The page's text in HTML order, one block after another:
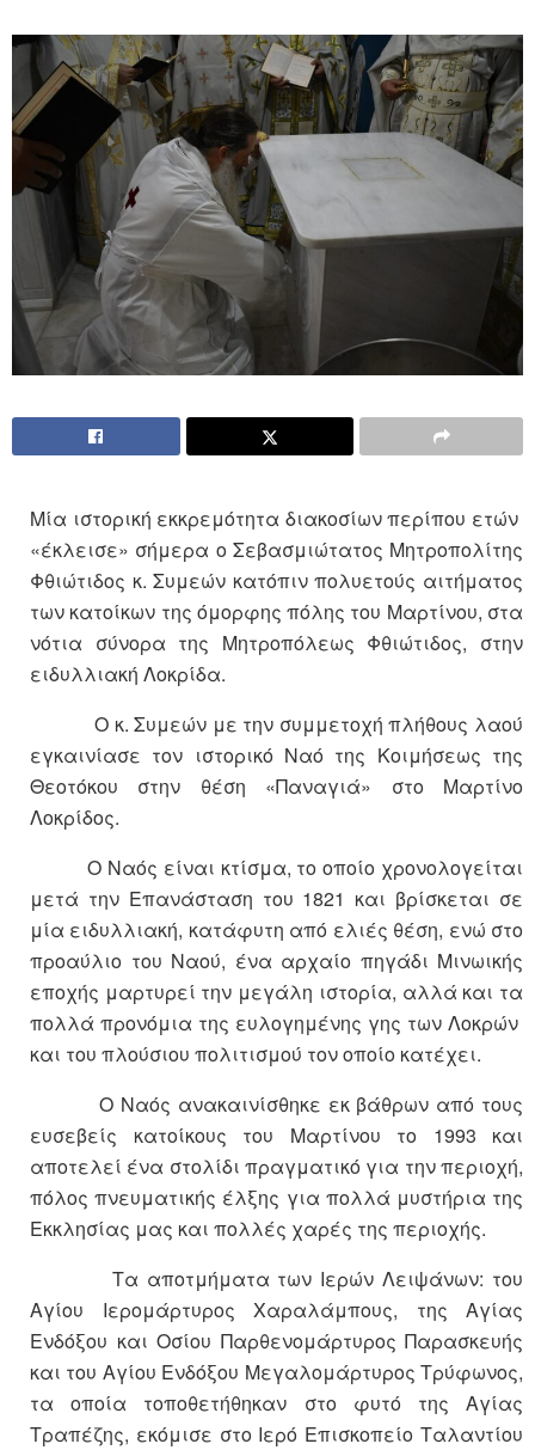
Μία ιστορική εκκρεμότητα διακοσίων περίπου ετών
«έκλεισε» σήμερα ο Σεβασμιώτατος Μητροπολίτης
Φθιώτιδος κ. Συμεών κατόπιν πολυετούς αιτήματος
των κατοίκων της όμορφης πόλης του Μαρτίνου, στα
νότια σύνορα της Μητροπόλεως Φθιώτιδος, στην
ειδυλλιακή Λοκρίδα.
Ο κ. Συμεών με την συμμετοχή πλήθους λαού
εγκαινίασε τον ιστορικό Ναό της Κοιμήσεως της
Θεοτόκου στην θέση «Παναγιά» στο Μαρτίνο
Λοκρίδος.
Ο Ναός είναι κτίσμα, το οποίο χρονολογείται
μετά την Επανάσταση του 1821 και βρίσκεται σε
μία ειδυλλιακή, κατάφυτη από ελιές θέση, ενώ στο
προαύλιο του Ναού, ένα αρχαίο πηγάδι Μινωικής
εποχής μαρτυρεί την μεγάλη ιστορία, αλλά και τα
πολλά προνόμια της ευλογημένης γης των Λοκρών
και του πλούσιου πολιτισμού τον οποίο κατέχει.
Ο Ναός ανακαινίσθηκε εκ βάθρων από τους
ευσεβείς κατοίκους του Μαρτίνου το 1993 και
αποτελεί ένα στολίδι πραγματικό για την περιοχή,
πόλος πνευματικής έλξης για πολλά μυστήρια της
Εκκλησίας μας και πολλές χαρές της περιοχής.
Τα αποτμήματα των Ιερών Λειψάνων: του
Αγίου Ιερομάρτυρος Χαραλάμπους, της Αγίας
Ενδόξου και Οσίου Παρθενομάρτυρος Παρασκευής
και του Αγίου Ενδόξου Μεγαλομάρτυρος Τρύφωνος,
τα οποία τοποθετήθηκαν στο φυτό της Αγίας
Τραπέζης, εκόμισε στο Ιερό Επισκοπείο Ταλαντίου